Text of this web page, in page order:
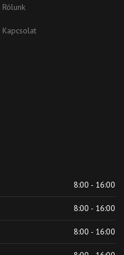
Rólunk
Kapcsolat
8:00 - 16:00
8:00 - 16:00
8:00 - 16:00